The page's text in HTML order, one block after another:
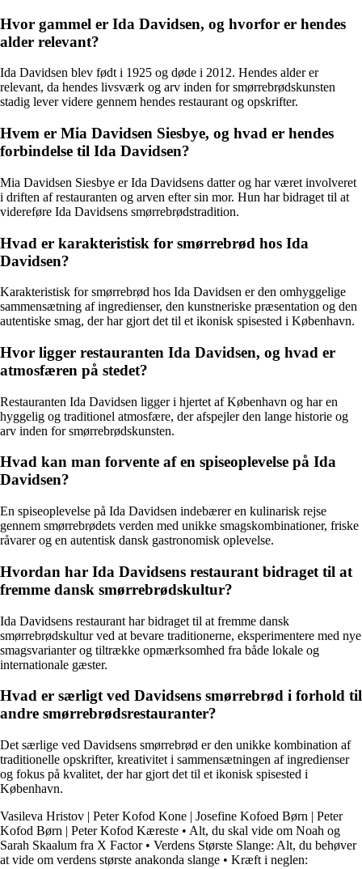
Hvor gammel er Ida Davidsen, og hvorfor er hendes
alder relevant?
Ida Davidsen blev født i 1925 og døde i 2012. Hendes alder er
relevant, da hendes livsværk og arv inden for smørrebrødskunsten
stadig lever videre gennem hendes restaurant og opskrifter.
Hvem er Mia Davidsen Siesbye, og hvad er hendes
forbindelse til Ida Davidsen?
Mia Davidsen Siesbye er Ida Davidsens datter og har været involveret
i driften af restauranten og arven efter sin mor. Hun har bidraget til at
videreføre Ida Davidsens smørrebrødstradition.
Hvad er karakteristisk for smørrebrød hos Ida
Davidsen?
Karakteristisk for smørrebrød hos Ida Davidsen er den omhyggelige
sammensætning af ingredienser, den kunstneriske præsentation og den
autentiske smag, der har gjort det til et ikonisk spisested i København.
Hvor ligger restauranten Ida Davidsen, og hvad er
atmosfæren på stedet?
Restauranten Ida Davidsen ligger i hjertet af København og har en
hyggelig og traditionel atmosfære, der afspejler den lange historie og
arv inden for smørrebrødskunsten.
Hvad kan man forvente af en spiseoplevelse på Ida
Davidsen?
En spiseoplevelse på Ida Davidsen indebærer en kulinarisk rejse
gennem smørrebrødets verden med unikke smagskombinationer, friske
råvarer og en autentisk dansk gastronomisk oplevelse.
Hvordan har Ida Davidsens restaurant bidraget til at
fremme dansk smørrebrødskultur?
Ida Davidsens restaurant har bidraget til at fremme dansk
smørrebrødskultur ved at bevare traditionerne, eksperimentere med nye
smagsvarianter og tiltrække opmærksomhed fra både lokale og
internationale gæster.
Hvad er særligt ved Davidsens smørrebrød i forhold til
andre smørrebrødsrestauranter?
Det særlige ved Davidsens smørrebrød er den unikke kombination af
traditionelle opskrifter, kreativitet i sammensætningen af ingredienser
og fokus på kvalitet, der har gjort det til et ikonisk spisested i
København.
Vasileva Hristov | Peter Kofod Kone | Josefine Kofoed Børn | Peter
Kofod Børn | Peter Kofod Kæreste • Alt, du skal vide om Noah og
Sarah Skaalum fra X Factor• Verdens Største Slange: Alt, du behøver
at vide om verdens største anakonda slange • Kræft i neglen: